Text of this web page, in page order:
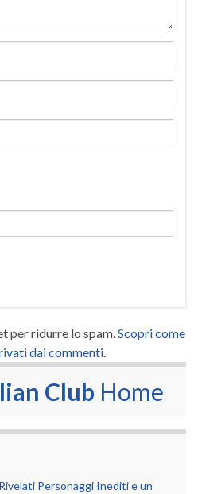
per ridurre lo spam. Scopri come
dai commenti
Club Home
Personaggi Inediti e un